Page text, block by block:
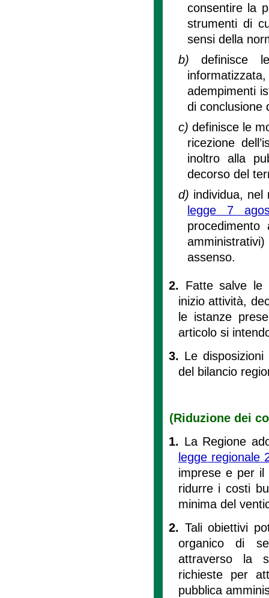
consentire la
strumenti di
sensi della
b)definisce
adempimenti
di conclusione
c) definisce le
ricezione
inoltro alla
decorso del
d) individua, nel
legge 7
assenso.
2. Fatte salve le
inizio attività,
le istanze
articolo si
3. Le
del bilancio
(Riduzione dei
1. La Regione
legge regionale
imprese e per il
ridurre i costi
minima del
2. Tali obiettivi
organico di
attraverso la
richieste per
pubblica